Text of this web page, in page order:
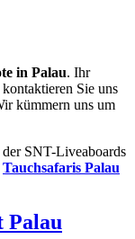
in Palau. Ihr
Sie uns
kümmern uns um
SNT-Liveaboards
Tauchsafaris Palau
Palau